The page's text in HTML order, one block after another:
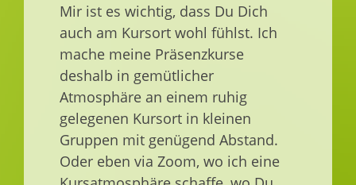
Mir ist es wichtig, dass Du Dich
auch am Kursort wohl fühlst. Ich
mache meine Präsenzkurse
deshalb in gemütlicher
Atmosphäre an einem ruhig
gelegenen Kursort in kleinen
Gruppen mit genügend Abstand.
Oder eben via Zoom, wo ich eine